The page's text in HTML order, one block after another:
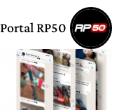
Portal RP50